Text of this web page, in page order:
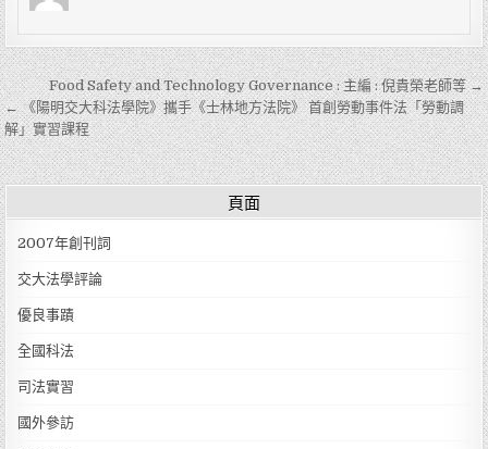
文章導覽
Food Safety and Technology Governance : 主編 : 倪貴榮老師等 →
← 《陽明交大科法學院》攜手《士林地方法院》 首創勞動事件法「勞動調
解」實習課程
頁面
2007年創刊詞
交大法學評論
優良事蹟
全國科法
司法實習
國外參訪